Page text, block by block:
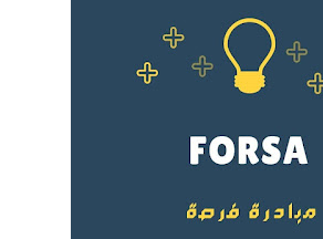
فرص عمل في السودان
دورات تدريبية